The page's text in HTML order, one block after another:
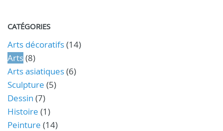
CATÉGORIES
Arts décoratifs(14)
Arts(8)
Arts asiatiques(6)
Sculpture (5)
Dessin (7)
Histoire (1)
Peinture (14)